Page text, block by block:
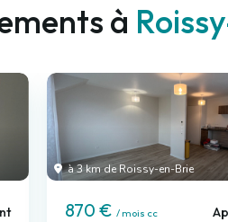
à
à 3 km de Roissy-en-Brie
870 € / mois cc